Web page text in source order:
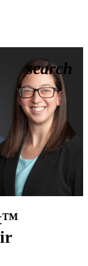
search